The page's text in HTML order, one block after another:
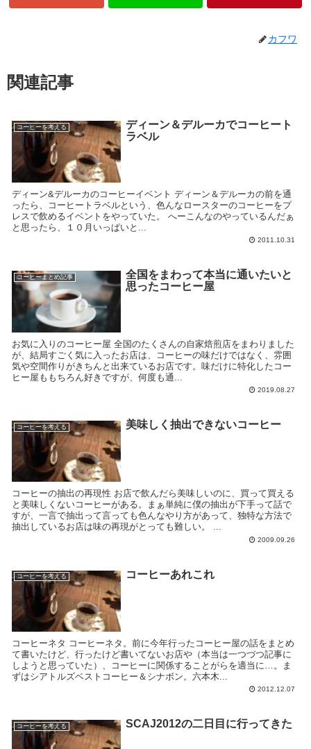
カフワ
関連記事
コーヒーを考える
ディーン＆デルーカでコーヒート
ラベル
ディーン&デルーカのコーヒーイベント ディーン＆デルーカの前を通
ったら、コーヒートラベルという、色んなロースターのコーヒーをプ
レスで飲めるイベントをやっていた。 へーこんなのやっているんだぁ
と思ったら、１０月いっぱいと...
2011.10.31
コーヒーまとめ記事
全国をまわって本当に通いたいと
思ったコーヒー屋
お気に入りのコーヒー屋 全国のたくさんの自家焙煎店をまわりました
が、結局すごく気に入ったお店は、コーヒーの味だけではなく、雰囲
気や空間作りがきちんと出来ているお店です。味だけに特化したコー
ヒー屋ももちろん好きですが、何度も通...
2019.08.27
コーヒーを考える 美味しく抽出できないコーヒー
コーヒーの抽出の再現性 お店で飲んだら美味しいのに、買って買える
と美味しくないコーヒーがある。まぁ単純に僕の抽出が下手って話で
すが、一言で抽出って言っても色んなやり方があって、独特な方法で
抽出しているお店は味の再現がとっても難しい。 ...
2009.09.26
コーヒーを考える コーヒーあれこれ
コーヒーネタ コーヒーネタ。前に今年行ったコーヒー屋の話をまとめ
て書いたけど、行ったけど書いてないお店や（本当は一つづつ記事に
しようと思っていた）、コーヒーに関係することがらを適当に…。ま
ずはシアトルズベストコーヒー＆シナボン。六本木...
2012.12.07
コーヒーを考える SCAJ2012の二日目に行ってきた